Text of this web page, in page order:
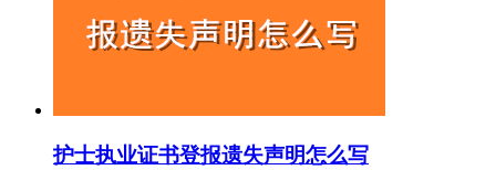
护士执业证书登报遗失声明怎么写